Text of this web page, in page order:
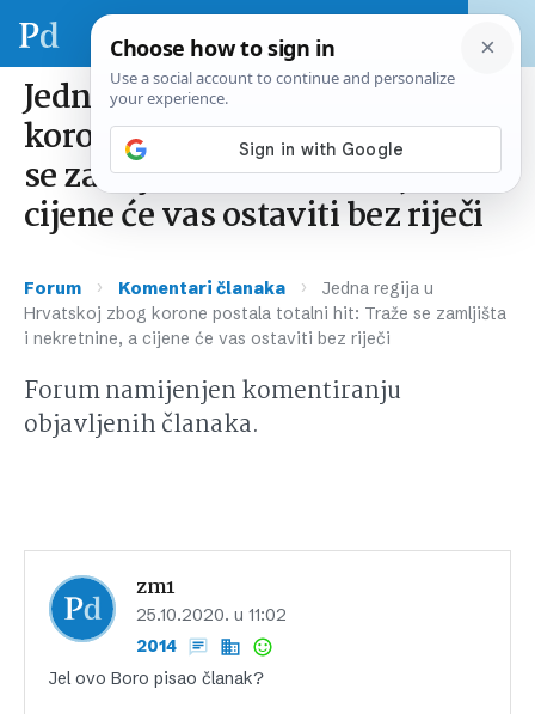
Jedna regija u Hrvatskoj zbog
korone postala totalni hit: Traže
se zamljišta i nekretnine, a
cijene će vas ostaviti bez riječi
Forum › Komentari članaka ›
Jedna regija u
Hrvatskoj zbog korone postala totalni hit: Traže se zamljišta
i nekretnine, a cijene će vas ostaviti bez riječi
Forum namijenjen komentiranju
objavljenih članaka.
zm1
25.10.2020. u 11:02
2014
Jel ovo Boro pisao članak?